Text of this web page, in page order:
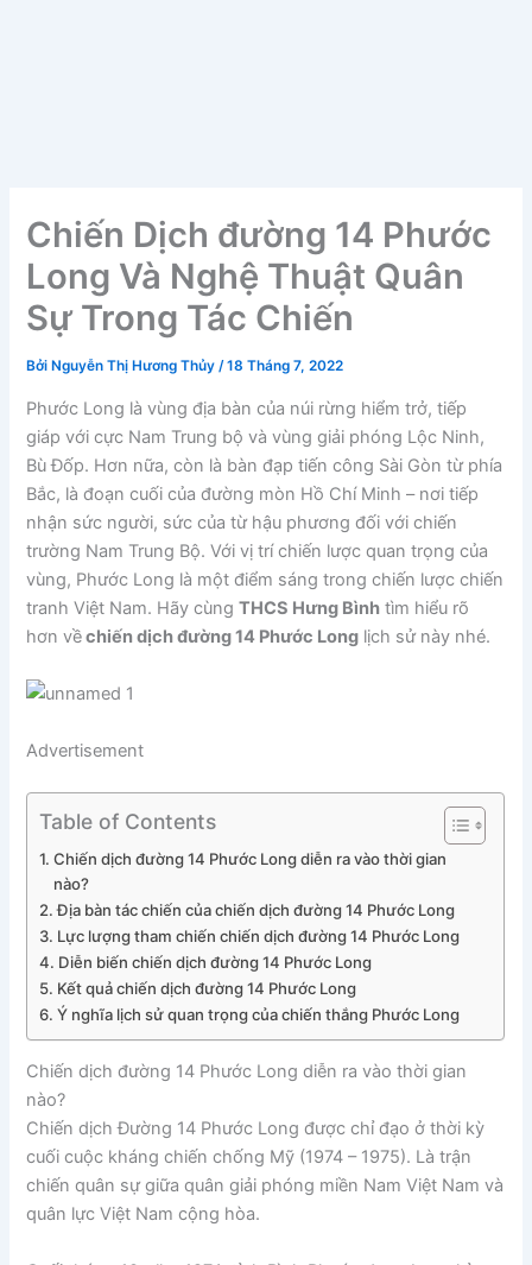
Chiến Dịch đường 14 Phước
Long Và Nghệ Thuật Quân
Sự Trong Tác Chiến
Bởi Nguyễn Thị Hương Thủy/18 Tháng 7, 2022
Phước Long là vùng địa bàn của núi rừng hiểm trở, tiếp
giáp với cực Nam Trung bộ và vùng giải phóng Lộc Ninh,
Bù Đốp. Hơn nữa, còn là bàn đạp tiến công Sài Gòn từ phía
Bắc, là đoạn cuối của đường mòn Hồ Chí Minh – nơi tiếp
nhận sức người, sức của từ hậu phương đối với chiến
trường Nam Trung Bộ. Với vị trí chiến lược quan trọng của
vùng, Phước Long là một điểm sáng trong chiến lược chiến
tranh Việt Nam. Hãy cùngTHCS Hưng Bình tìm hiểu rõ
hơn vềchiến dịch đường 14 Phước Long lịch sử này nhé.
Advertisement
Table of Contents
Chiến dịch đường 14 Phước Long diễn ra vào thời gian
nào?
Địa bàn tác chiến của chiến dịch đường 14 Phước Long
Lực lượng tham chiến chiến dịch đường 14 Phước Long
Diễn biến chiến dịch đường 14 Phước Long
Kết quả chiến dịch đường 14 Phước Long
Ý nghĩa lịch sử quan trọng của chiến thắng Phước Long
Chiến dịch đường 14 Phước Long diễn ra vào thời gian
nào?
Chiến dịch Đường 14 Phước Long được chỉ đạo ở thời kỳ
cuối cuộc kháng chiến chống Mỹ (1974 – 1975). Là trận
chiến quân sự giữa quân giải phóng miền Nam Việt Nam và
quân lực Việt Nam cộng hòa.